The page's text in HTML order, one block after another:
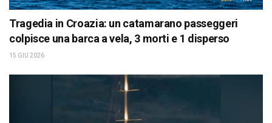
Tragedia in Croazia: un catamarano passeggeri
colpisce una barca a vela, 3 morti e 1 disperso
15 GIU 2026